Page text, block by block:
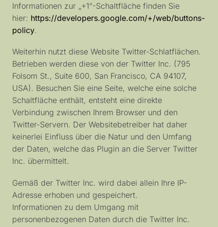
Informationen zur „+1“-Schaltfläche finden Sie
hier: https://developers.google.com/+/web/buttons-
policy.
Weiterhin nutzt diese Website Twitter-Schlatflächen.
Betrieben werden diese von der Twitter Inc. (795
Folsom St., Suite 600, San Francisco, CA 94107,
USA). Besuchen Sie eine Seite, welche eine solche
Schaltfläche enthält, entsteht eine direkte
Verbindung zwischen Ihrem Browser und den
Twitter-Servern. Der Websitebetreiber hat daher
keinerlei Einfluss über die Natur und den Umfang
der Daten, welche das Plugin an die Server Twitter
Inc. übermittelt.
Gemäß der Twitter Inc. wird dabei allein Ihre IP-
Adresse erhoben und gespeichert.
Informationen zu dem Umgang mit
personenbezogenen Daten durch die Twitter Inc.